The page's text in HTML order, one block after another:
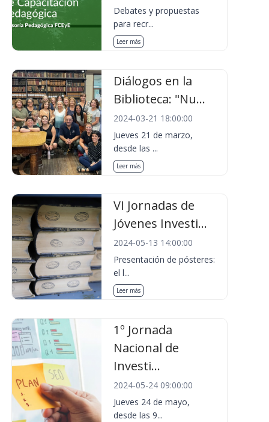
Debates y propuestas
para recr...
Leer más
Diálogos en la
Biblioteca: "Nu...
2024-03-21 18:00:00
Jueves 21 de marzo,
desde las ...
Leer más
VI Jornadas de
Jóvenes Investi...
2024-05-13 14:00:00
Presentación de pósteres:
el l...
Leer más
1º Jornada
Nacional de
Investi...
2024-05-24 09:00:00
Jueves 24 de mayo,
desde las 9...